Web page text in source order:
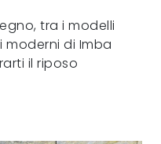
tra i modelli
di Imba
il riposo